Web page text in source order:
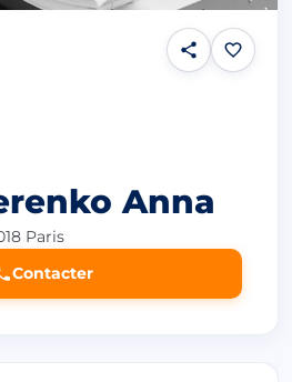
Anna
Paris
Contacter